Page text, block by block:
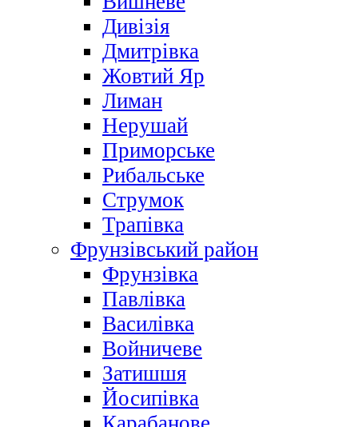
Дивізія
Дмитрівка
Жовтий Яр
Лиман
Нерушай
Приморське
Рибальське
Струмок
Трапівка
Фрунзівський район
Фрунзівка
Павлівка
Василівка
Войничеве
Затишшя
Йосипівка